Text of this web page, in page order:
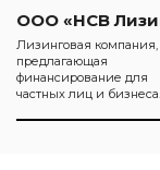
ООО «НСВ
Лизинговая компания,
предлагающая
финансирование для
частных лиц и бизнеса.